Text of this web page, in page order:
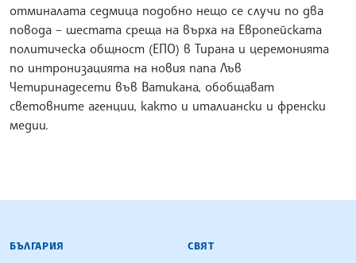
отминалата седмица подобно нещо се случи по два
повода – шестата среща на върха на Европейската
политическа общност (ЕПО) в Тирана и церемонията
по интронизацията на новия папа Лъв
Четиринадесети във Ватикана, обобщават
световните агенции, както и италиански и френски
медии.
БЪЛГАРСКА ТЕЛЕГРАФНА АГЕНЦИЯ
БЪЛГАРИЯ СВЯТ